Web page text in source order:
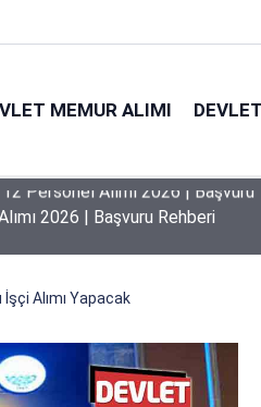
MEMUR ALIMI
2026 | Başvuru Rehberi
Alımı Yapacak